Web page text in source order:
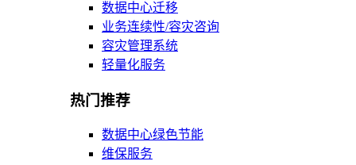
数据中心迁移
业务连续性/容灾咨询
容灾管理系统
轻量化服务
热门推荐
数据中心绿色节能
维保服务